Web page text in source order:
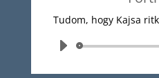
Tudom, hogy Kajsa